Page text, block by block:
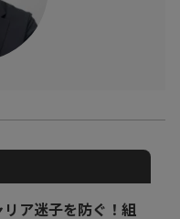
ビスについて
ただけます！
リア迷子を防ぐ！組